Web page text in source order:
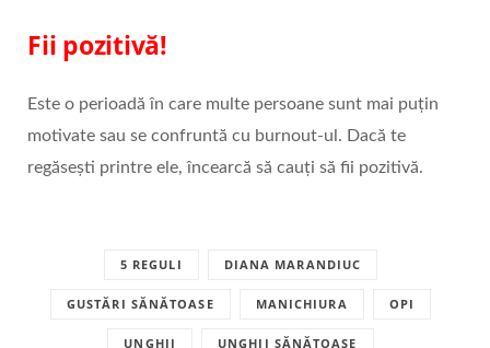
Fii pozitivă!
Este o perioadă în care multe persoane sunt mai puțin
motivate sau se confruntă cu burnout-ul. Dacă te
regăsești printre ele, încearcă să cauți să fii pozitivă.
5 REGULI DIANA MARANDIUC
GUSTĂRI SĂNĂTOASE MANICHIURA OPI
UNGHII UNGHII SĂNĂTOASE